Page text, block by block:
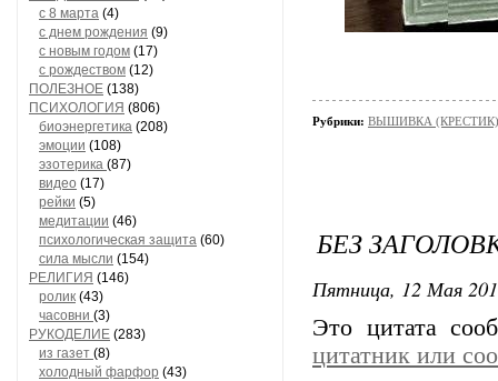
с 8 марта (4)
с днем рождения (9)
с новым годом (17)
с рождеством (12)
ПОЛЕЗНОЕ (138)
ПСИХОЛОГИЯ (806)
биоэнергетика (208)
эмоции (108)
эзотерика (87)
видео (17)
рейки (5)
медитации (46)
психологическая защита (60)
сила мысли (154)
РЕЛИГИЯ (146)
ролик (43)
часовни (3)
РУКОДЕЛИЕ (283)
из газет (8)
холодный фарфор (43)
Рубрики: ВЫШИВКА (КРЕСТИК)/
БЕЗ
Пятница, 12 Мая
Это цитата
цитатник или